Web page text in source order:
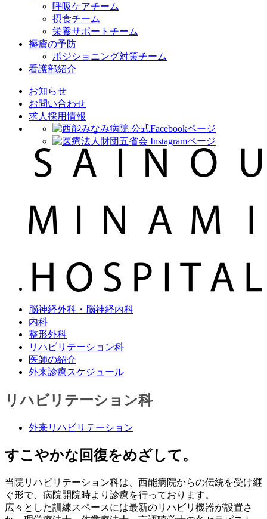
呼吸ケアチーム
摂食チーム
栄養サポートチーム
褥瘡の予防
ポジショニング対策チーム
看護部紹介
お知らせ
お問い合わせ
求人採用情報
脳神経外科・脳神経内科
内科
整形外科
リハビリテーション科
医師の紹介
外来診療スケジュール
リハビリテーション科
外来リハビリテーション
すこやかな回復をめざして。
当院リハビリテーション科は、西能病院からの伝統を受け継
ぐ形で、病院開院時より診療を行っております。
広々とした訓練スペースには最新のリハビリ機器が設置さ